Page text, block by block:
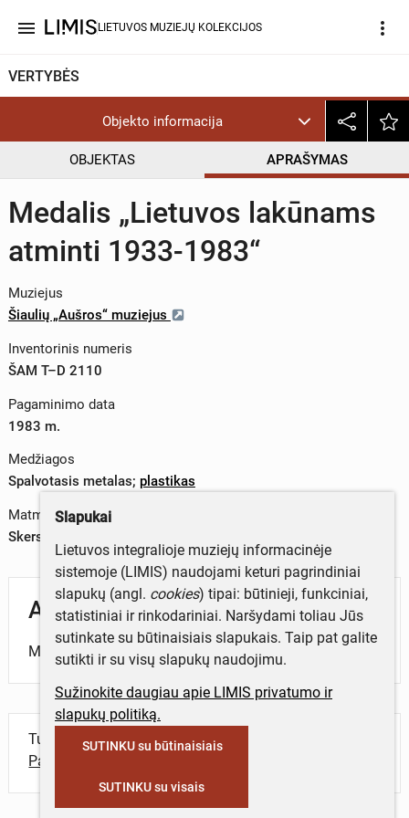
menu LIETUVOS MUZIEJŲ KOLEKCIJOS more_vert
VERTYBĖS
Objekto informacija
OBJEKTAS APRAŠYMAS
Medalis „Lietuvos lakūnams
atminti 1933-1983“
Muziejus
Šiaulių „Aušros“ muziejus
Inventorinis numeris
ŠAM T–D 2110
Pagaminimo data
1983 m.
Medžiagos
Spalvotasis metalas; plastikas
Matmenys
Skersmuo – 6 cm
Aprašymas
Medalis skirtas „Lituanikos" didvyriams atminti.
Turite daugiau informacijos apie objektą?
Parašykite mums!
Slapukai
Lietuvos integralioje muziejų informacinėje
sistemoje (LIMIS) naudojami keturi pagrindiniai
slapukų (angl. cookies) tipai: būtinieji, funkciniai,
statistiniai ir rinkodariniai. Naršydami toliau Jūs
sutinkate su būtinaisiais slapukais. Taip pat galite
sutikti ir su visų slapukų naudojimu.
Sužinokite daugiau apie LIMIS privatumo ir
slapukų politiką.
SUTINKU su būtinaisiais
SUTINKU su visais